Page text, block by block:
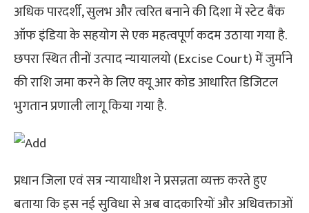
अधिक पारदर्शी, सुलभ और त्वरित बनाने की दिशा में स्टेट बैंक
ऑफ इंडिया के सहयोग से एक महत्वपूर्ण कदम उठाया गया है.
छपरा स्थित तीनों उत्पाद न्यायालयो (Excise Court) में जुर्माने
की राशि जमा करने के लिए क्यू आर कोड आधारित डिजिटल
भुगतान प्रणाली लागू किया गया है.
प्रधान ​जिला एवं सत्र न्यायाधीश ने प्रसन्नता व्यक्त करते हुए
बताया कि इस नई सुविधा से अब वादकारियों और अधिवक्ताओं